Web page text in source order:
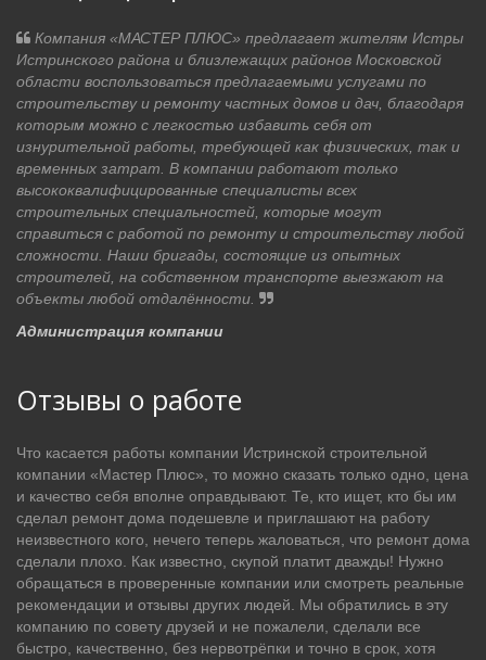
Компания «МАСТЕР ПЛЮС» предлагает жителям Истры
Истринского района и близлежащих районов Московской
области воспользоваться предлагаемыми услугами по
строительству и ремонту частных домов и дач, благодаря
которым можно с легкостью избавить себя от
изнурительной работы, требующей как физических, так и
временных затрат. В компании работают только
высококвалифицированные специалисты всех
строительных специальностей, которые могут
справиться с работой по ремонту и строительству любой
сложности. Наши бригады, состоящие из опытных
строителей, на собственном транспорте выезжают на
объекты любой отдалённости.
Администрация компании
Отзывы о работе
Что касается работы компании Истринской строительной
компании «Мастер Плюс», то можно сказать только одно, цена
и качество себя вполне оправдывают. Те, кто ищет, кто бы им
сделал ремонт дома подешевле и приглашают на работу
неизвестного кого, нечего теперь жаловаться, что ремонт дома
сделали плохо. Как известно, скупой платит дважды! Нужно
обращаться в проверенные компании или смотреть реальные
рекомендации и отзывы других людей. Мы обратились в эту
компанию по совету друзей и не пожалели, сделали все
быстро, качественно, без нервотрёпки и точно в срок, хотя